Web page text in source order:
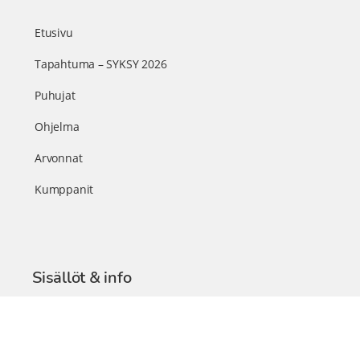
Etusivu
Tapahtuma – SYKSY 2026
Puhujat
Ohjelma
Arvonnat
Kumppanit
Sisällöt & info